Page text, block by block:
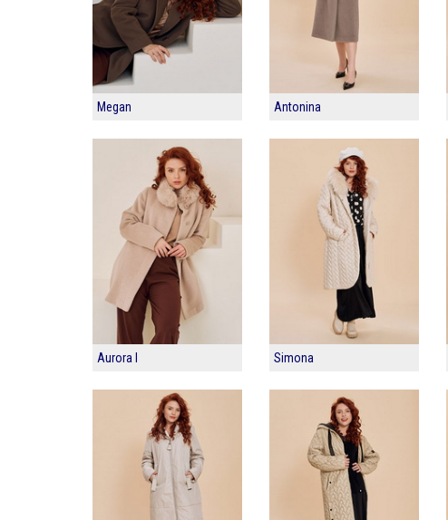
Megan Antonina
Aurora I Simona